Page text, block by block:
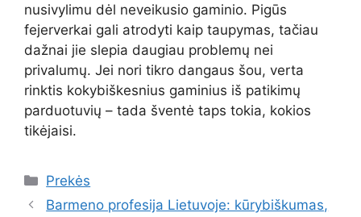
nusivylimu dėl neveikusio gaminio. Pigūs
fejerverkai gali atrodyti kaip taupymas, tačiau
dažnai jie slepia daugiau problemų nei
privalumų. Jei nori tikro dangaus šou, verta
rinktis kokybiškesnius gaminius iš patikimų
parduotuvių – tada šventė taps tokia, kokios
tikėjaisi.
Kategorijos
Prekės
Barmeno profesija Lietuvoje: kūrybiškumas,